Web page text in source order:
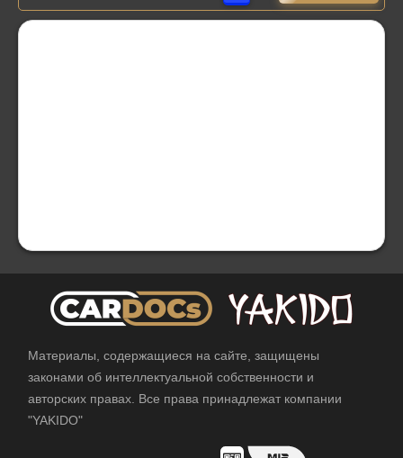
Материалы, содержащиеся на сайте, защищены
законами об интеллектуальной собственности и
авторских правах. Все права принадлежат компании
"YAKIDO"